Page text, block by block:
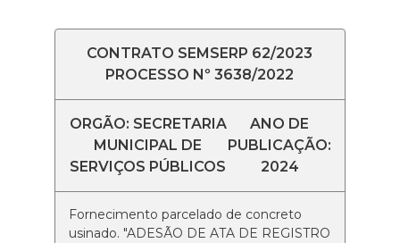
CONTRATO SEMSERP 62/2023
PROCESSO Nº 3638/2022
ORGÃO: SECRETARIA
MUNICIPAL DE
SERVIÇOS PÚBLICOS
ANO DE
PUBLICAÇÃO:
2024
Fornecimento parcelado de concreto
usinado. "ADESÃO DE ATA DE REGISTRO